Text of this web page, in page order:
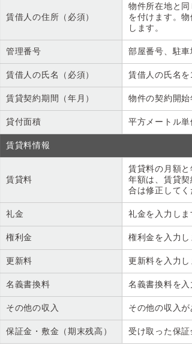
賃借人の住所（必須）
物件所在地と
を付けます。
します。
管理番号 部屋番号、駐車
賃借人の氏名（必須） 賃借人の氏名を
賃貸契約期間（年月） 物件の契約開始
貸付面積 平方メートル単
賃貸料情報
賃貸料
賃貸料の月額と
年額は、賃貸
合は修正してく
礼金 礼金を入力しま
権利金 権利金を入力し
更新料 更新料を入力し
名義書換料 名義書換料を入
その他の収入 その他の収入が
保証金・敷金（期末残高） 受け取った保証